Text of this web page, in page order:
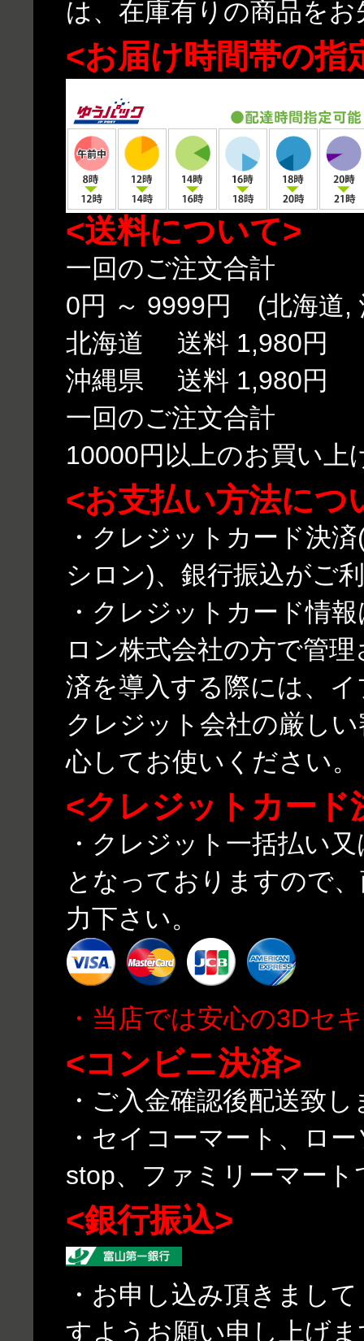
は、在庫有りの商品を
<お届け時間帯の指
<送料について>
一回のご注文合計
0円 ～ 9999円 (北海道,
北海道 送料 1,980円
沖縄県 送料 1,980円
一回のご注文合計
10000円以上のお買い上
<お支払い方法につ
・クレジットカード決
シロン)、銀行振込がご
・クレジットカード情
ロン株式会社の方で管
済を導入する際には、
クレジット会社の厳し
心してお使いください。
<クレジットカード
・クレジット一括払い
となっておりますので
力下さい。
・当店では安心の3Dセ
<コンビニ決済>
・ご入金確認後配送致し
・セイコーマート、ロ
stop、ファミリーマー
<銀行振込>
・お申し込み頂きまし
すようお願い申し上げ